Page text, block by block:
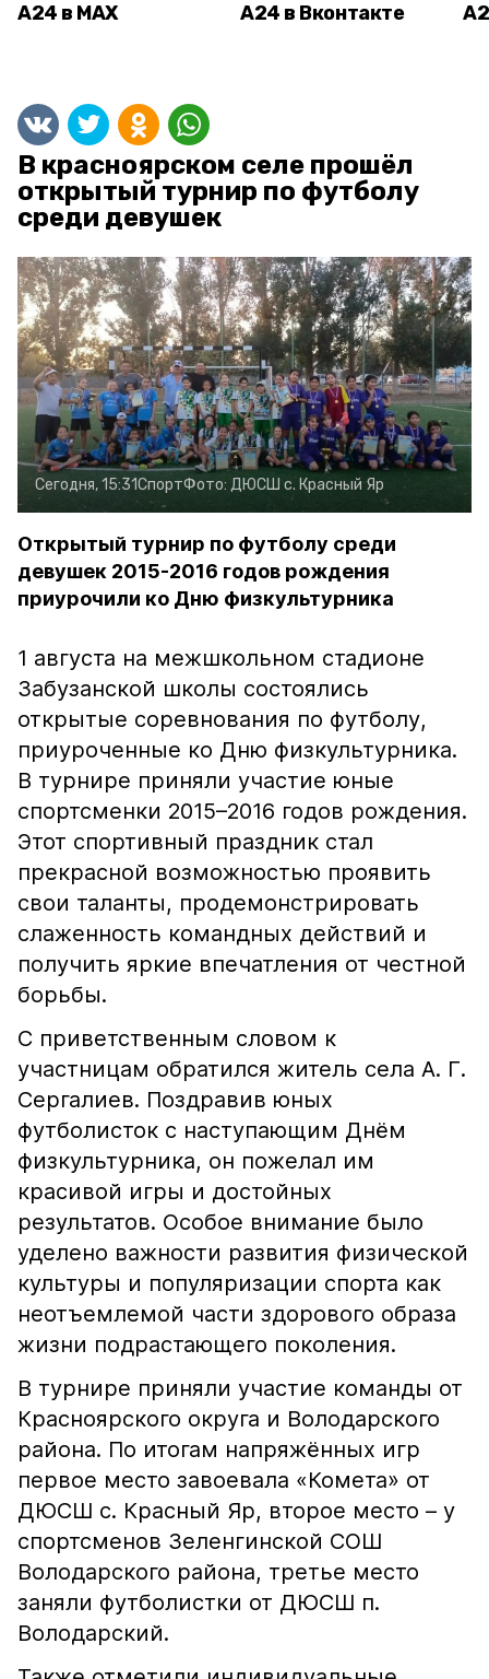
А24 в MAX А24 в Вконтакте
В красноярском селе прошёл
открытый турнир по футболу
среди девушек
Сегодня, 15:31СпортФото: ДЮСШ с. Красный Яр
Открытый турнир по футболу среди
девушек 2015-2016 годов рождения
приурочили ко Дню физкультурника
1 августа на межшкольном стадионе
Забузанской школы состоялись
открытые соревнования по футболу,
приуроченные ко Дню физкультурника.
В турнире приняли участие юные
спортсменки 2015–2016 годов рождения.
Этот спортивный праздник стал
прекрасной возможностью проявить
свои таланты, продемонстрировать
слаженность командных действий и
получить яркие впечатления от честной
борьбы.
С приветственным словом к
участницам обратился житель села А. Г.
Сергалиев. Поздравив юных
футболисток с наступающим Днём
физкультурника, он пожелал им
красивой игры и достойных
результатов. Особое внимание было
уделено важности развития физической
культуры и популяризации спорта как
неотъемлемой части здорового образа
жизни подрастающего поколения.
В турнире приняли участие команды от
Красноярского округа и Володарского
района. По итогам напряжённых игр
первое место завоевала «Комета» от
ДЮСШ с. Красный Яр, второе место – у
спортсменов Зеленгинской СОШ
Володарского района, третье место
заняли футболистки от ДЮСШ п.
Володарский.